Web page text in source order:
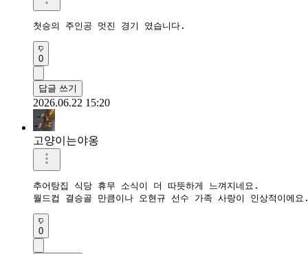
첫승의 주인공 멋진 경기 였습니다.
0
답글 쓰기
2026.06.22 15:20
고양이는야옹
추어탕집 식당 휴무 소식이 더 따뜻하게 느껴지네요.
월드컵 결승골 만큼이나 오현규 선수 가족 사랑이 인상적이에
0